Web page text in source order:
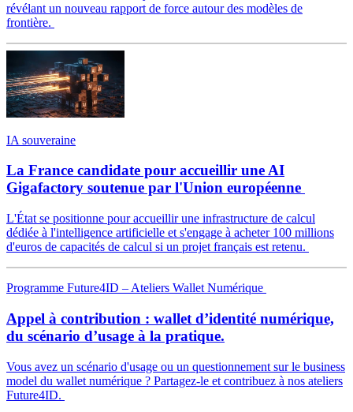
révélant un nouveau rapport de force autour des modèles de
frontière.
IA souveraine
La France candidate pour accueillir une AI
Gigafactory soutenue par l'Union européenne
L'État se positionne pour accueillir une infrastructure de calcul
dédiée à l'intelligence artificielle et s'engage à acheter 100 millions
d'euros de capacités de calcul si un projet français est retenu.
Programme Future4ID – Ateliers Wallet Numérique
Appel à contribution : wallet d’identité numérique,
du scénario d’usage à la pratique.
Vous avez un scénario d'usage ou un questionnement sur le business
model du wallet numérique ? Partagez-le et contribuez à nos ateliers
Future4ID.